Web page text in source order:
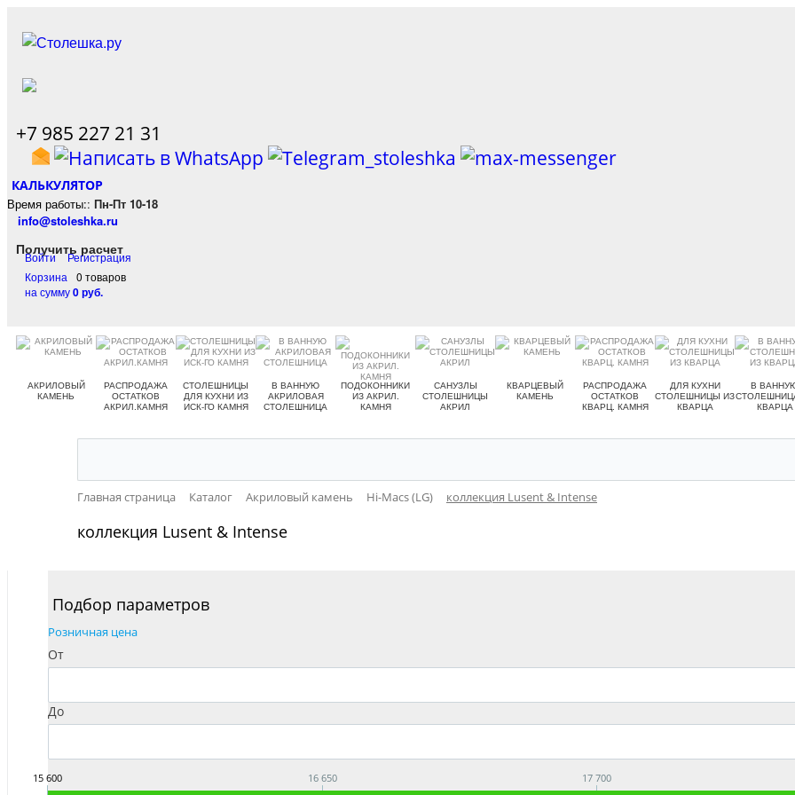
+7 985 227 21 31
КАЛЬКУЛЯТОР
Время работы:: Пн-Пт 10-18
info@stoleshka.ru
Получить расчет
Войти
Регистрация
Корзина
0 товаров
на сумму0 руб.
АКРИЛОВЫЙ
КАМЕНЬ
РАСПРОДАЖА
ОСТАТКОВ
АКРИЛ.КАМНЯ
СТОЛЕШНИЦЫ
ДЛЯ КУХНИ ИЗ
ИСК-ГО КАМНЯ
В ВАННУЮ
АКРИЛОВАЯ
СТОЛЕШНИЦА
ПОДОКОННИКИ
ИЗ АКРИЛ.
КАМНЯ
САНУЗЛЫ
СТОЛЕШНИЦЫ
АКРИЛ
КВАРЦЕВЫЙ
КАМЕНЬ
РАСПРОДАЖА
ОСТАТКОВ
КВАРЦ. КАМНЯ
ДЛЯ КУХНИ
СТОЛЕШНИЦЫ ИЗ
КВАРЦА
В
КВАРЦА
Главная страница Каталог Акриловый камень Hi-Macs (LG) коллекция Lusent & Intense
коллекция Lusent & Intense
Подбор параметров
Розничная цена
От
До
15 600 16 650 17 700